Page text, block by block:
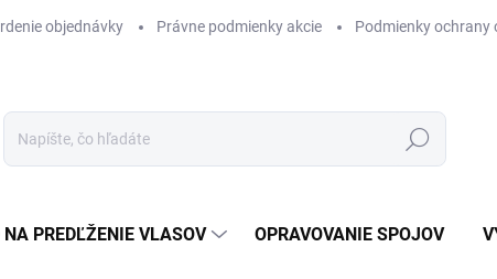
objednávky Právne podmienky akcie Podmienky ochrany
Hľadať
PREDĽŽENIE VLASOV OPRAVOVANIE SPOJOV